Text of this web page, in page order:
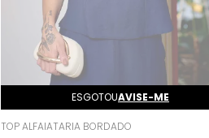
ESGOTOUAVISE-ME
TOP ALFAIATARIA BORDADO